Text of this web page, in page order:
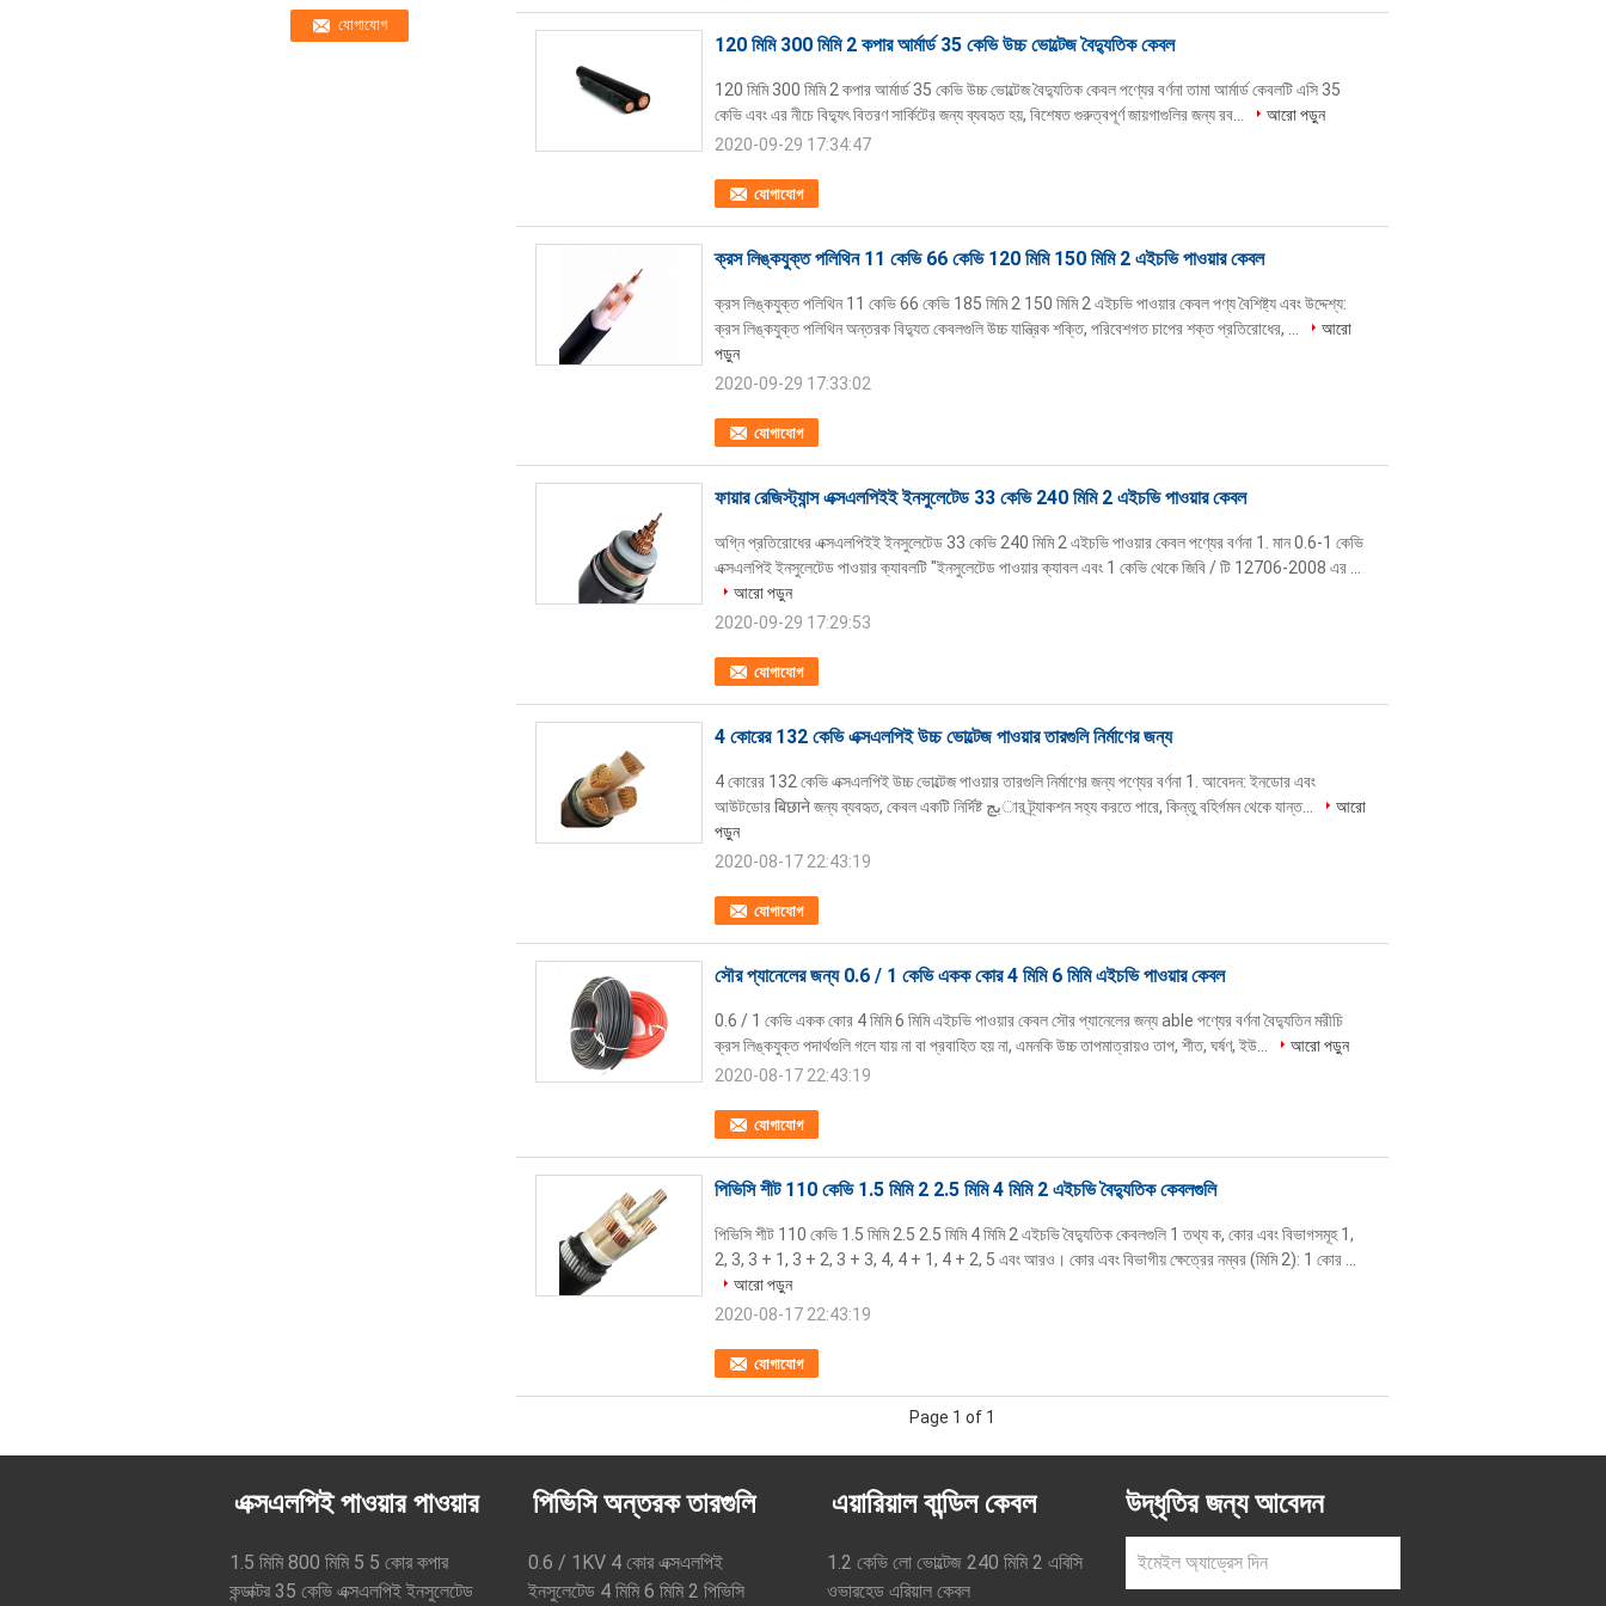
120 মিমি 300 মিমি 2 কপার আর্মার্ড 35 কেভি উচ্চ ভোল্টেজ বৈদ্যুতিক কেবল
যোগাযোগ
120 মিমি 300 মিমি 2 কপার আর্মার্ড 35 কেভি উচ্চ ভোল্টেজ বৈদ্যুতিক কেবল পণ্যের বর্ণনা তামা আর্মার্ড কেবলটি এসি 35
কেভি এবং এর নীচে বিদ্যুৎ বিতরণ সার্কিটের জন্য ব্যবহৃত হয়, বিশেষত গুরুত্বপূর্ণ জায়গাগুলির জন্য রব...
আরো পড়ুন
2020-09-29 17:34:47
ক্রস লিঙ্কযুক্ত পলিথিন 11 কেভি 66 কেভি 120 মিমি 150 মিমি 2 এইচভি পাওয়ার কেবল
যোগাযোগ
ক্রস লিঙ্কযুক্ত পলিথিন 11 কেভি 66 কেভি 185 মিমি 2 150 মিমি 2 এইচভি পাওয়ার কেবল পণ্য বৈশিষ্ট্য এবং উদ্দেশ্য:
ক্রস লিঙ্কযুক্ত পলিথিন অন্তরক বিদ্যুত কেবলগুলি উচ্চ যান্ত্রিক শক্তি, পরিবেশগত চাপের শক্ত প্রতিরোধের, ...
আরো
পড়ুন
2020-09-29 17:33:02
ফায়ার রেজিস্ট্যান্স এক্সএলপিইই ইনসুলেটেড 33 কেভি 240 মিমি 2 এইচভি পাওয়ার কেবল
যোগাযোগ
অগ্নি প্রতিরোধের এক্সএলপিইই ইনসুলেটেড 33 কেভি 240 মিমি 2 এইচভি পাওয়ার কেবল পণ্যের বর্ণনা 1. মান 0.6-1 কেভি
এক্সএলপিই ইনসুলেটেড পাওয়ার ক্যাবলটি "ইনসুলেটেড পাওয়ার ক্যাবল এবং 1 কেভি থেকে জিবি / টি 12706-2008 এর ...
আরো পড়ুন
2020-09-29 17:29:53
4 কোরের 132 কেভি এক্সএলপিই উচ্চ ভোল্টেজ পাওয়ার তারগুলি নির্মাণের জন্য
যোগাযোগ
4 কোরের 132 কেভি এক্সএলপিই উচ্চ ভোল্টেজ পাওয়ার তারগুলি নির্মাণের জন্য পণ্যের বর্ণনা 1. আবেদন: ইনডোর এবং
আউটডোর बिछाने জন্য ব্যবহৃত, কেবল একটি নির্দিষ্ট بچার ট্র্যাকশন সহ্য করতে পারে, কিন্তু বহির্গমন থেকে যান্ত...
আরো
পড়ুন
2020-08-17 22:43:19
সৌর প্যানেলের জন্য 0.6 / 1 কেভি একক কোর 4 মিমি 6 মিমি এইচভি পাওয়ার কেবল
যোগাযোগ
0.6 / 1 কেভি একক কোর 4 মিমি 6 মিমি এইচভি পাওয়ার কেবল সৌর প্যানেলের জন্য able পণ্যের বর্ণনা বৈদ্যুতিন মরীচি
ক্রস লিঙ্কযুক্ত পদার্থগুলি গলে যায় না বা প্রবাহিত হয় না, এমনকি উচ্চ তাপমাত্রায়ও তাপ, শীত, ঘর্ষণ, ইউ...
আরো পড়ুন
2020-08-17 22:43:19
পিভিসি শীট 110 কেভি 1.5 মিমি 2 2.5 মিমি 4 মিমি 2 এইচভি বৈদ্যুতিক কেবলগুলি
যোগাযোগ
পিভিসি শীট 110 কেভি 1.5 মিমি 2.5 2.5 মিমি 4 মিমি 2 এইচভি বৈদ্যুতিক কেবলগুলি 1 তথ্য ক, কোর এবং বিভাগসমূহ 1,
2, 3, 3 + 1, 3 + 2, 3 + 3, 4, 4 + 1, 4 + 2, 5 এবং আরও। কোর এবং বিভাগীয় ক্ষেত্রের নম্বর (মিমি 2): 1 কোর ...
আরো পড়ুন
2020-08-17 22:43:19
Page 1 of 1
এক্সএলপিই পাওয়ার পাওয়ার
1.5 মিমি 800 মিমি 5 5 কোর কপার
কন্ডাক্টর 35 কেভি এক্সএলপিই ইনসুলেটেড
পিভিসি অন্তরক তারগুলি
0.6 / 1KV 4 কোর এক্সএলপিই
ইনসুলেটেড 4 মিমি 6 মিমি 2 পিভিসি
এয়ারিয়াল বান্ডিল কেবল
1.2 কেভি লো ভোল্টেজ 240 মিমি 2 এবিসি
ওভারহেড এরিয়াল কেবল
উদ্ধৃতির জন্য আবেদন